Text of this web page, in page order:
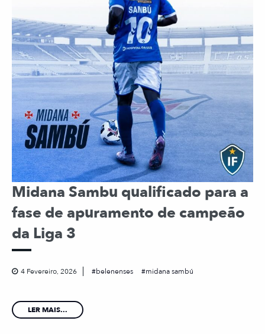
Midana Sambu qualificado para a
fase de apuramento de campeão
da Liga 3
4 Fevereiro, 2026 belenenses midana sambú
LER MAIS...